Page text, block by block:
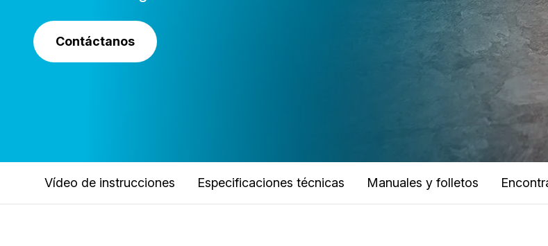
Contáctanos
Vídeo de instrucciones Especificaciones técnicas Manuales y folletos